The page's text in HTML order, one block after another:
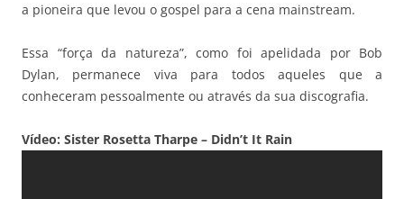
a pioneira que levou o gospel para a cena mainstream.
Essa “força da natureza”, como foi apelidada por Bob
Dylan, permanece viva para todos aqueles que a
conheceram pessoalmente ou através da sua discografia.
Vídeo: Sister Rosetta Tharpe – Didn’t It Rain